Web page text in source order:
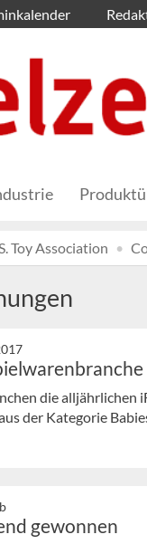
Toy Association
die alljährlichen
der Kategorie
gewonnen